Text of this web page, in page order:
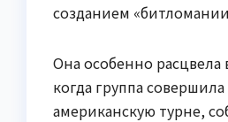
созданием
Она особенно расцвела
когда группа
американскую турне,